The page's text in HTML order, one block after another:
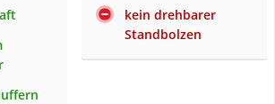
kein drehbarer
Standbolzen